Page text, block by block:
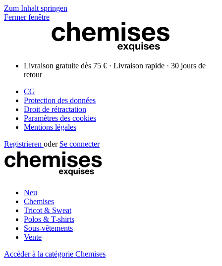
Zum Inhalt springen
Fermer fenêtre
Livraison gratuite dès 75 € · Livraison rapide · 30 jours de
retour
CG
Protection des données
Droit de rétractation
Paramètres des cookies
Mentions légales
Registrieren oder Se connecter
Neu
Chemises
Tricot & Sweat
Polos & T-shirts
Sous-vêtements
Vente
Accéder à la catégorie Chemises